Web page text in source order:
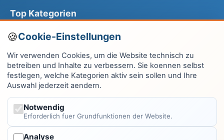
Top Kategorien
Computer & EDV
Haus & Garten
Fitness & Gesundheit
Wissen & Lernen
Finanzen
Cookie-Einstellungen
Wir verwenden Cookies, um die Website technisch zu
betreiben und Inhalte zu verbessern. Sie koennen selbst
festlegen, welche Kategorien aktiv sein sollen und Ihre
Auswahl jederzeit aendern.
Notwendig
Erforderlich fuer Grundfunktionen der Website.
Analyse